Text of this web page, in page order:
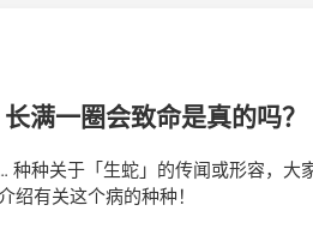
满一圈会致命是真的吗？
种关于「生蛇」的传闻或形容，大
有关这个病的种种！